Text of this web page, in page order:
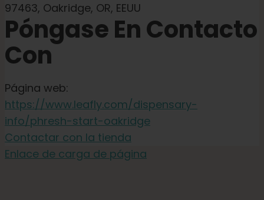
97463, Oakridge, OR, EEUU
Póngase En Contacto
Con
Página web:
https://www.leafly.com/dispensary-
info/phresh-start-oakridge
Contactar con la tienda
Enlace de carga de página